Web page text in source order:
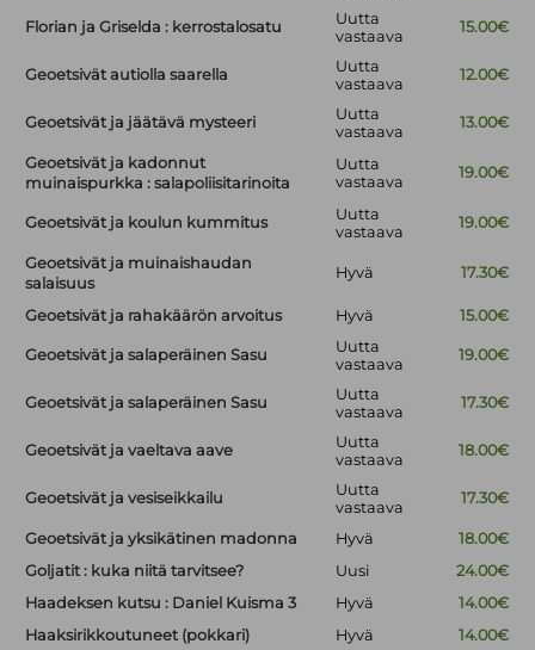
Florian ja Griselda : kerrostalosatu
Uutta
vastaava
15.00€
Geoetsivät autiolla saarella
Uutta
vastaava
12.00€
Geoetsivät ja jäätävä mysteeri
Uutta
vastaava
13.00€
Geoetsivät ja kadonnut
muinaispurkka : salapoliisitarinoita
Uutta
vastaava
19.00€
Geoetsivät ja koulun kummitus
Uutta
vastaava
19.00€
Geoetsivät ja muinaishaudan
salaisuus
Hyvä 17.30€
Geoetsivät ja rahakäärön arvoitus Hyvä 15.00€
Geoetsivät ja salaperäinen Sasu
Uutta
vastaava
19.00€
Geoetsivät ja salaperäinen Sasu
Uutta
vastaava
17.30€
Geoetsivät ja vaeltava aave
Uutta
vastaava
18.00€
Geoetsivät ja vesiseikkailu
Uutta
vastaava
17.30€
Geoetsivät ja yksikätinen madonna Hyvä
18.00€
Goljatit : kuka niitä tarvitsee?
Uusi
24.00€
Haadeksen kutsu : Daniel Kuisma 3
Hyvä
14.00€
Haaksirikkoutuneet (pokkari)
Hyvä
14.00€